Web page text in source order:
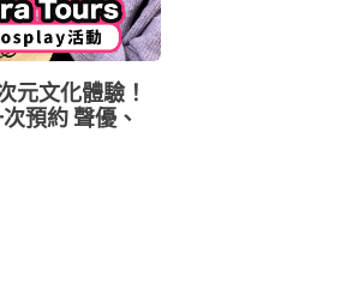
元文化體驗！
預約 聲優、